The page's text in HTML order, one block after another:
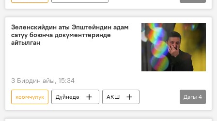
Садыр Жапаров
Камчыбек Ташиев
Эдил Байсалов
чагымчылык
Зеленскийдин аты Эпштейндин адам
сатуу боюнча документтеринде
айтылган
3 Бирдин айы, 15:34
коомчулук Дүйнөдө
АКШ
Владимир Зеленский
сексуалдык ыдык
Дагы 4